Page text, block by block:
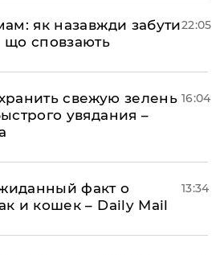
як назавжди забути
сповзають
22:05
свежую зелень
увядания –
16:04
факт о
и кошек – Daily Mail
13:34